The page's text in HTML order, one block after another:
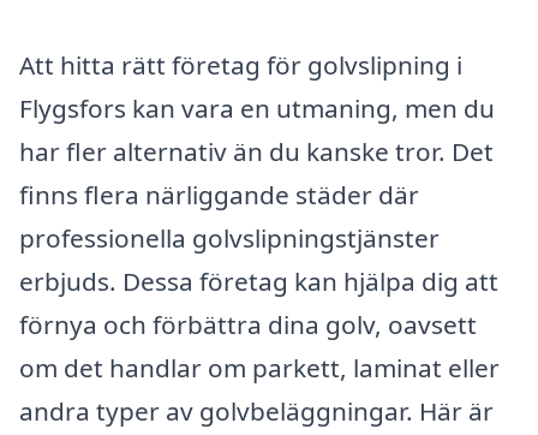
Att hitta rätt företag för golvslipning i
Flygsfors kan vara en utmaning, men du
har fler alternativ än du kanske tror. Det
finns flera närliggande städer där
professionella golvslipningstjänster
erbjuds. Dessa företag kan hjälpa dig att
förnya och förbättra dina golv, oavsett
om det handlar om parkett, laminat eller
andra typer av golvbeläggningar. Här är